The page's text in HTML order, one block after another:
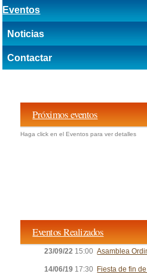
Eventos
Noticias
Contactar
Próximos eventos
Haga click en el Eventos para ver detalles
Eventos Realizados
23/09/22 15:00Asamblea
14/06/19 17:30 Fiesta de fin